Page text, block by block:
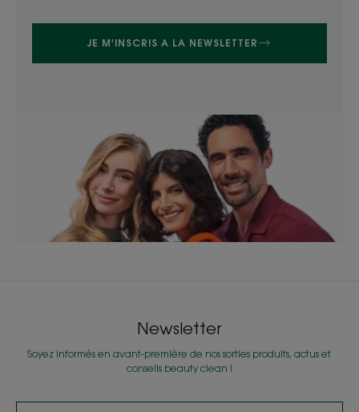
JE M'INSCRIS A LA NEWSLETTER
Newsletter
Soyez informés en avant-première de nos sorties produits, actus et
conseils beauty clean !